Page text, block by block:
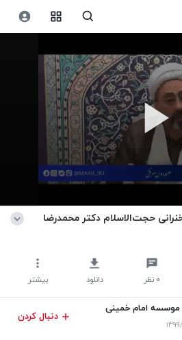
حجت‌الاسلام دکتر محمدرضا
۰ نظر دانلود بیشتر
موسسه امام خمینی
دنبال کردن